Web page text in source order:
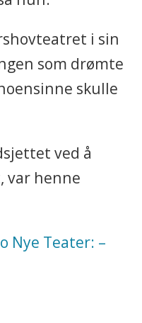
i sin
som drømte
skulle
ved å
var henne
Nye Teater: –